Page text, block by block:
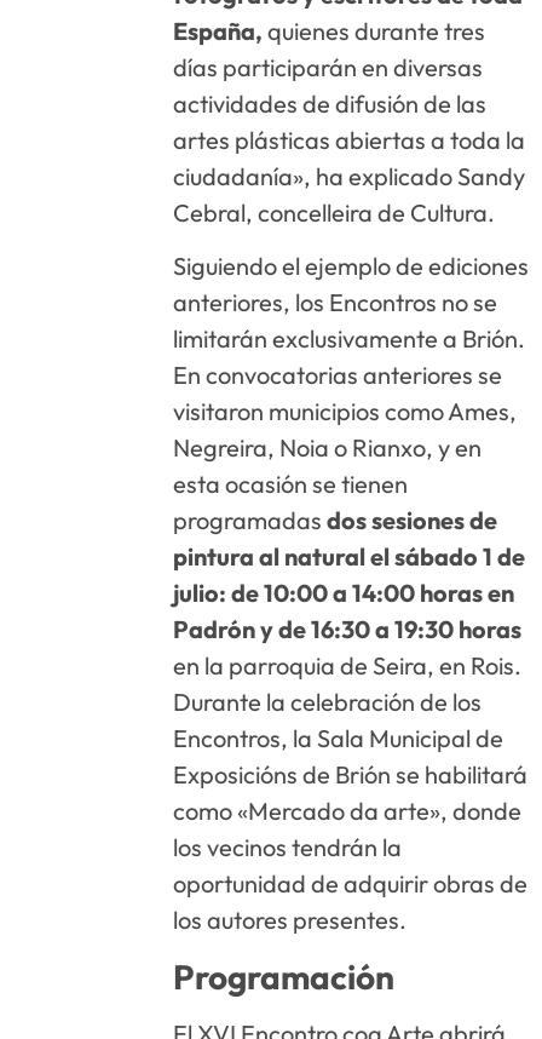
España, quienes durante tres
días participarán en diversas
actividades de difusión de las
artes plásticas abiertas a toda la
ciudadanía», ha explicado Sandy
Cebral, concelleira de Cultura.
Siguiendo el ejemplo de ediciones
anteriores, los Encontros no se
limitarán exclusivamente a Brión.
En convocatorias anteriores se
visitaron municipios como Ames,
Negreira, Noia o Rianxo, y en
esta ocasión se tienen
programadas dos sesiones de
pintura al natural el sábado 1 de
julio: de 10:00 a 14:00 horas en
Padrón y de 16:30 a 19:30 horas
en la parroquia de Seira, en Rois.
Durante la celebración de los
Encontros, la Sala Municipal de
Exposicións de Brión se habilitará
como «Mercado da arte», donde
los vecinos tendrán la
oportunidad de adquirir obras de
los autores presentes.
Programación